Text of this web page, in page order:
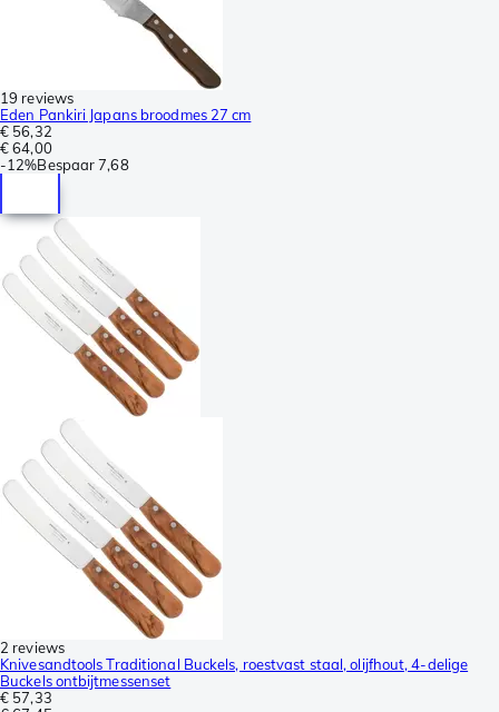
19 reviews
Eden Pankiri Japans broodmes 27 cm
€ 56,32
€ 64,00
-12%Bespaar 7,68
2 reviews
Knivesandtools Traditional Buckels, roestvast staal, olijfhout, 4-delige
Buckels ontbijtmessenset
€ 57,33